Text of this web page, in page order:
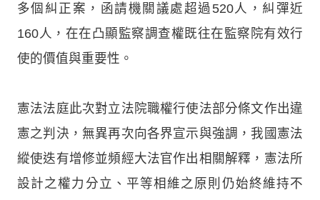
多個糾正案，函請機關議處超過520人，糾彈近
160人，在在凸顯監察調查權既往在監察院有效行
使的價值與重要性。
憲法法庭此次對立法院職權行使法部分條文作出違
憲之判決，無異再次向各界宣示與強調，我國憲法
縱使迭有增修並頻經大法官作出相關解釋，憲法所
設計之權力分立、平等相維之原則仍始終維持不